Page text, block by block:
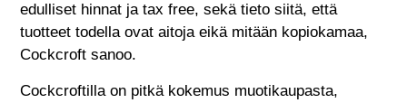
edulliset hinnat ja tax free, sekä tieto siitä, että
tuotteet todella ovat aitoja eikä mitään kopiokamaa,
Cockcroft sanoo.
Cockcroftilla on pitkä kokemus muotikaupasta,